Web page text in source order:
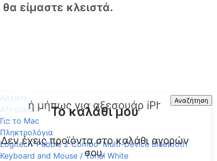
θα είμαστε κλειστά.
Αναζήτηση
Το καλάθι μου
Δεν έχεις προϊόντα στο καλάθι αγορών
σου.
Αρχική
Αξεσουάρ
Για το Mac
Πληκτρολόγια
Logitech 'Pebble 2 Combo' Multi-Device Bluetooth
Keyboard and Mouse / Tonal White